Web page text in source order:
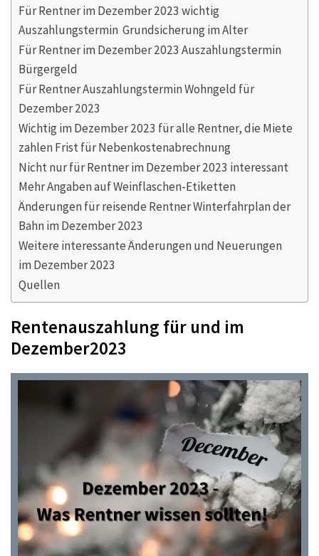
Für Rentner im Dezember 2023 wichtig
Auszahlungstermin Grundsicherung im Alter
Für Rentner im Dezember 2023 Auszahlungstermin
Bürgergeld
Für Rentner Auszahlungstermin Wohngeld für
Dezember 2023
Wichtig im Dezember 2023 für alle Rentner, die Miete
zahlen Frist für Nebenkostenabrechnung
Nicht nur für Rentner im Dezember 2023 interessant
Mehr Angaben auf Weinflaschen-Etiketten
Änderungen für reisende Rentner Winterfahrplan der
Bahn im Dezember 2023
Weitere interessante Änderungen und Neuerungen
im Dezember 2023
Quellen
Rentenauszahlung für und im
Dezember2023